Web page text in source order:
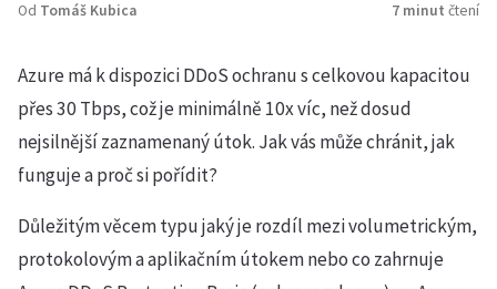
Od Tomáš Kubica 7 minut čtení
Azure má k dispozici DDoS ochranu s celkovou kapacitou
přes 30 Tbps, což je minimálně 10x víc, než dosud
nejsilnější zaznamenaný útok. Jak vás může chránit, jak
funguje a proč si pořídit?
Důležitým věcem typu jaký je rozdíl mezi volumetrickým,
protokolovým a aplikačním útokem nebo co zahrnuje